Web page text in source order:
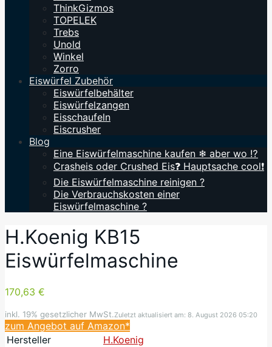
ThinkGizmos
TOPELEK
Trebs
Unold
Winkel
Zorro
Eiswürfel Zubehör
Eiswürfelbehälter
Eiswürfelzangen
Eisschaufeln
Eiscrusher
Blog
Eine Eiswürfelmaschine kaufen ❄ aber wo ⁉️
Crasheis oder Crushed Eis❓ Hauptsache cool❗
Die Eiswürfelmaschine reinigen ?
Die Verbrauchskosten einer
Eiswürfelmaschine ?
H.Koenig KB15
Eiswürfelmaschine
170,63 €
inkl. 19% gesetzlicher MwSt.Zuletzt aktualisiert am: 8. August 2026 05:20
zum Angebot auf Amazon*
Hersteller
H.Koenig